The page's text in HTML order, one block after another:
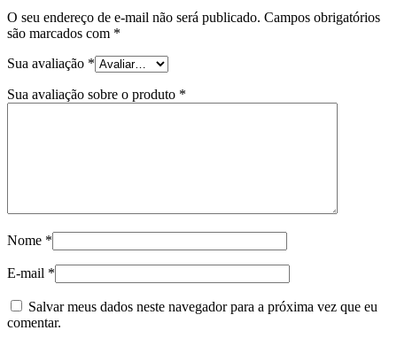
O seu endereço de e-mail não será publicado. Campos obrigatórios
são marcados com *
Sua avaliação *
Sua avaliação sobre o produto *
Nome *
E-mail *
Salvar meus dados neste navegador para a próxima vez que eu
comentar.